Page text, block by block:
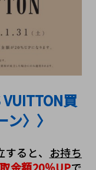
買
〉〉
ると、 お持ち